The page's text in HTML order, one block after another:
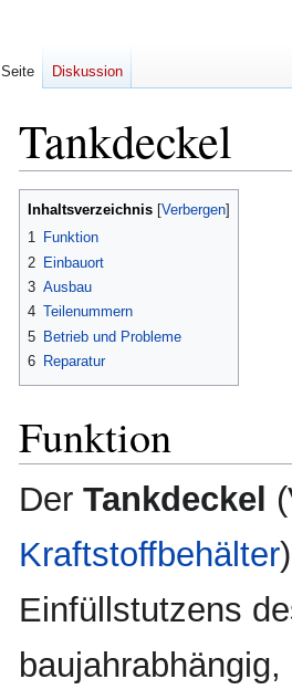
Tankdeckel
Zur
Zur
Inhaltsverzeichnis
1 Funktion
2 Einbauort
3 Ausbau
4 Teilenummern
5 Betrieb und Probleme
6 Reparatur
Funktion
Der Tankdeckel
Kraftstoffbehälter
Einfüllstutzens
Seite Diskussion